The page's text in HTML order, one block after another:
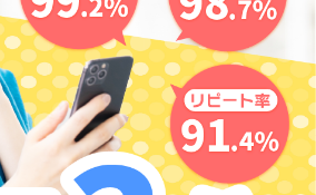
、詐欺行為への加担は絶対におやめください！！